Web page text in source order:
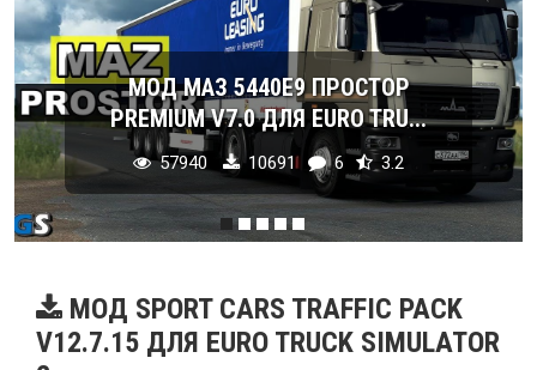
МОД МАЗ 5440E9 ПРОСТОР
PREMIUM V7.0 ДЛЯ EURO TRU...
57940 10691 6 3.2
МОД SPORT CARS TRAFFIC PACK
V12.7.15 ДЛЯ EURO TRUCK SIMULATOR